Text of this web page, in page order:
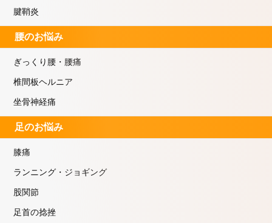
腱鞘炎
腰のお悩み
ぎっくり腰・腰痛
椎間板ヘルニア
坐骨神経痛
足のお悩み
膝痛
ランニング・ジョギング
股関節
足首の捻挫